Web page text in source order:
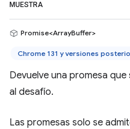
MUESTRA
Promise<ArrayBuffer>
Chrome 131 y versiones
Devuelve una promesa
al desafío.
Las promesas solo se